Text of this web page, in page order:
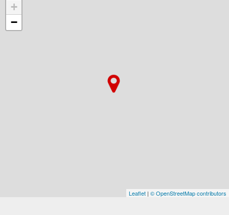
+
−
Leaflet | © OpenStreetMap contributors